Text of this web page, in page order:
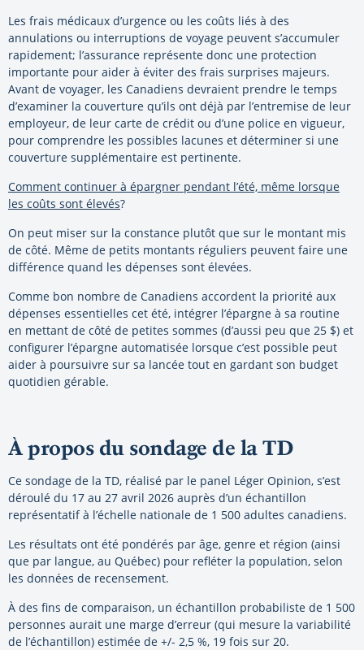
Les frais médicaux d’urgence ou les coûts liés à des
annulations ou interruptions de voyage peuvent s’accumuler
rapidement; l’assurance représente donc une protection
importante pour aider à éviter des frais surprises majeurs.
Avant de voyager, les Canadiens devraient prendre le temps
d’examiner la couverture qu’ils ont déjà par l’entremise de leur
employeur, de leur carte de crédit ou d’une police en vigueur,
pour comprendre les possibles lacunes et déterminer si une
couverture supplémentaire est pertinente.
Comment continuer à épargner pendant l’été, même lorsque
les coûts sont élevés?
On peut miser sur la constance plutôt que sur le montant mis
de côté. Même de petits montants réguliers peuvent faire une
différence quand les dépenses sont élevées.
Comme bon nombre de Canadiens accordent la priorité aux
dépenses essentielles cet été, intégrer l’épargne à sa routine
en mettant de côté de petites sommes (d’aussi peu que 25 $) et
configurer l’épargne automatisée lorsque c’est possible peut
aider à poursuivre sur sa lancée tout en gardant son budget
quotidien gérable.
À propos du sondage de la TD
Ce sondage de la TD, réalisé par le panel Léger Opinion, s’est
déroulé du 17 au 27 avril 2026 auprès d’un échantillon
représentatif à l’échelle nationale de 1 500 adultes canadiens.
Les résultats ont été pondérés par âge, genre et région (ainsi
que par langue, au Québec) pour refléter la population, selon
les données de recensement.
À des fins de comparaison, un échantillon probabiliste de 1 500
personnes aurait une marge d’erreur (qui mesure la variabilité
de l’échantillon) estimée de +/- 2,5 %, 19 fois sur 20.